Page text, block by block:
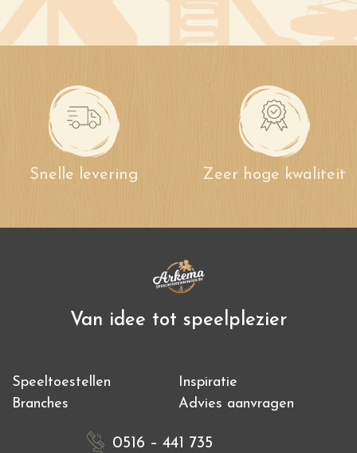
Snelle levering Zeer hoge kwaliteit
Van idee tot speelplezier
Speeltoestellen
Inspiratie
Branches
Advies aanvragen
0516 – 441 735